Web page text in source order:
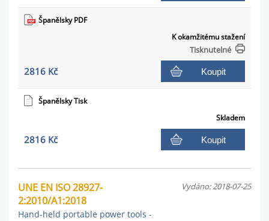
Španělsky PDF
K okamžitému stažení
Tisknutelné
2816 Kč Koupit
Španělsky Tisk
Skladem
2816 Kč Koupit
UNE EN ISO 28927-
2:2010/A1:2018
Hand-held portable power tools -
Vydáno: 2018-07-25